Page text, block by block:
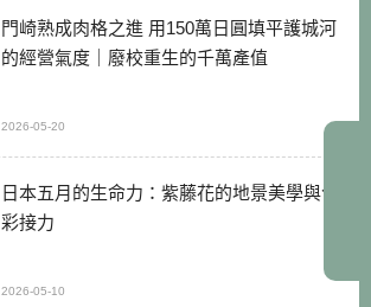
門崎熟成肉格之進 用150萬日圓填平護城河
的經營氣度｜廢校重生的千萬產值
2026-05-20
日本五月的生命力：紫藤花的地景美學與色
彩接力
2026-05-10